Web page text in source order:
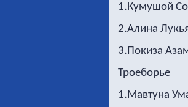
1.Кумушой
2.Алина
3.Покиза
Троеборье
1.Мавтуна